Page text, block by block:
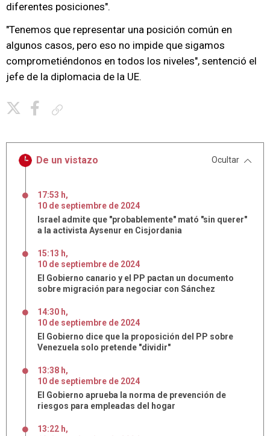
diferentes posiciones".
"Tenemos que representar una posición común en
algunos casos, pero eso no impide que sigamos
comprometiéndonos en todos los niveles", sentenció el
jefe de la diplomacia de la UE.
De un vistazo Ocultar
17:53 h,
10 de septiembre de 2024
Israel admite que "probablemente" mató "sin querer"
a la activista Aysenur en Cisjordania
15:13 h,
10 de septiembre de 2024
El Gobierno canario y el PP pactan un documento
sobre migración para negociar con Sánchez
14:30 h,
10 de septiembre de 2024
El Gobierno dice que la proposición del PP sobre
Venezuela solo pretende "dividir"
13:38 h,
10 de septiembre de 2024
El Gobierno aprueba la norma de prevención de
riesgos para empleadas del hogar
13:22 h,